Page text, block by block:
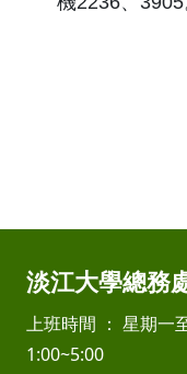
淡江大學總務
上班時間 ： 星期一
1:00~5:00